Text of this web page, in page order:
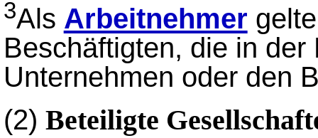
3Als Arbeitnehmer
Beschäftigten, die in
Unternehmen oder den
(2) Beteiligte